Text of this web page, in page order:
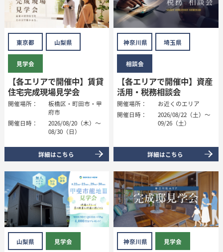
イベント・ キャンペーン
土地活用・ 賃貸経営
企業・採用・法人
お問い合わせ
オーナー様・ご契約者様サポート
東京都 山梨県
見学会
【各エリアで開催中】賃貸
住宅完成現場見学会
開催場所：
板橋区・町田市・甲
府市
開催日時：
2026/08/20（木）～
08/30（日）
詳細はこちら
神奈川県 埼玉県
相談会
【各エリアで開催中】資産
活用・税務相談会
開催場所：
お近くのエリア
開催日時：
2026/08/22（土）～
09/26（土）
詳細はこちら
山梨県 見学会 神奈川県 見学会